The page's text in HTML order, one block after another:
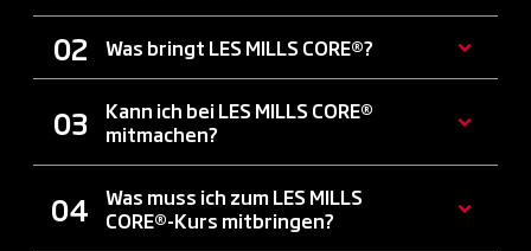
Was bringt LES MILLS CORE®?
Kann ich bei LES MILLS CORE®
mitmachen?
Was muss ich zum LES MILLS
CORE®-Kurs mitbringen?